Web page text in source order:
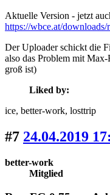
Aktuelle Version - jetzt
https://wbce.at/
Der Uploader schickt die
also das Problem mit
groß ist)
Liked by:
ice, better-work, losttrip
#7 24.04.2019
better-work
Mitglied